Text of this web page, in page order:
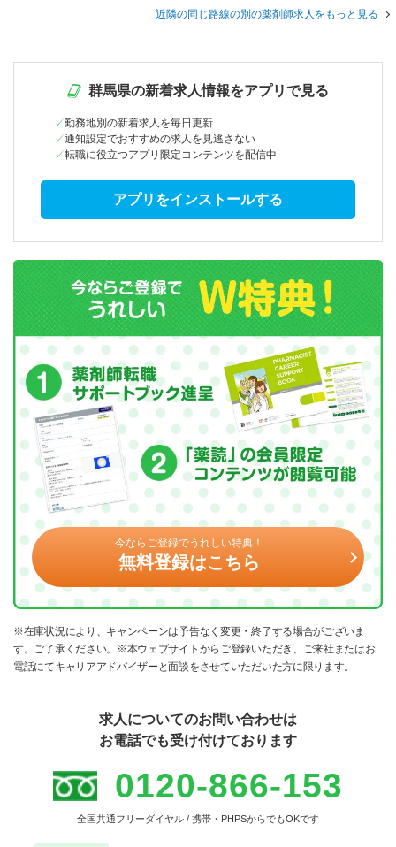
近隣の同じ路線の別の薬剤師求人をもっと見る
群馬県の新着求人情報をアプリで見る
勤務地別の新着求人を毎日更新
通知設定でおすすめの求人を見逃さない
転職に役立つアプリ限定コンテンツを配信中
アプリをインストールする
今ならご登録でうれしい特典！
無料登録はこちら
※在庫状況により、キャンペーンは予告なく変更・終了する場合がございま
す。ご了承ください。※本ウェブサイトからご登録いただき、ご来社またはお
電話にてキャリアアドバイザーと面談をさせていただいた方に限ります。
求人についてのお問い合わせは
お電話でも受け付けております
0120-866-153
全国共通フリーダイヤル / 携帯・PHPSからでもOKです